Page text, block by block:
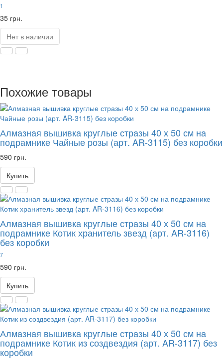
1
35 грн.
Нет в наличии
Похожие товары
Алмазная вышивка круглые стразы 40 х 50 см на
подрамнике Чайные розы (арт. AR-3115) без коробки
590 грн.
Купить
Алмазная вышивка круглые стразы 40 х 50 см на
подрамнике Котик хранитель звезд (арт. AR-3116)
без коробки
7
590 грн.
Купить
Алмазная вышивка круглые стразы 40 х 50 см на
подрамнике Котик из создвездия (арт. AR-3117) без
коробки